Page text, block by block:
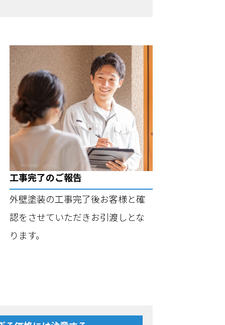
工事完了のご報告
外壁塗装の工事完了後お客様と確
認をさせていただきお引渡しとな
ります。